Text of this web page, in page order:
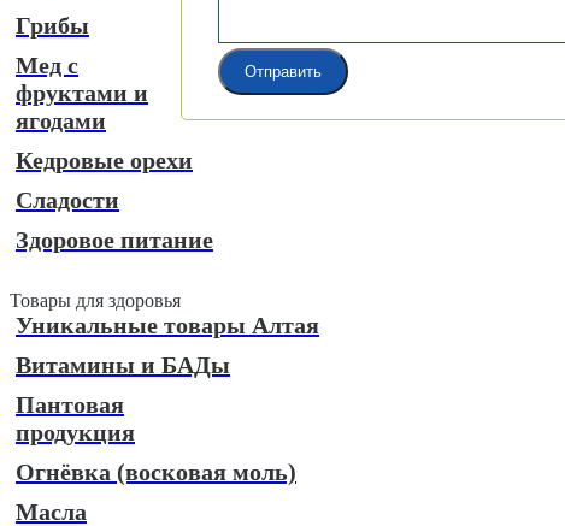
Грибы
Мед с
фруктами и
ягодами
Кедровые орехи
Сладости
Здоровое питание
Товары для здоровья
Уникальные товары Алтая
Витамины и БАДы
Пантовая
продукция
Огнёвка (восковая моль)
Масла